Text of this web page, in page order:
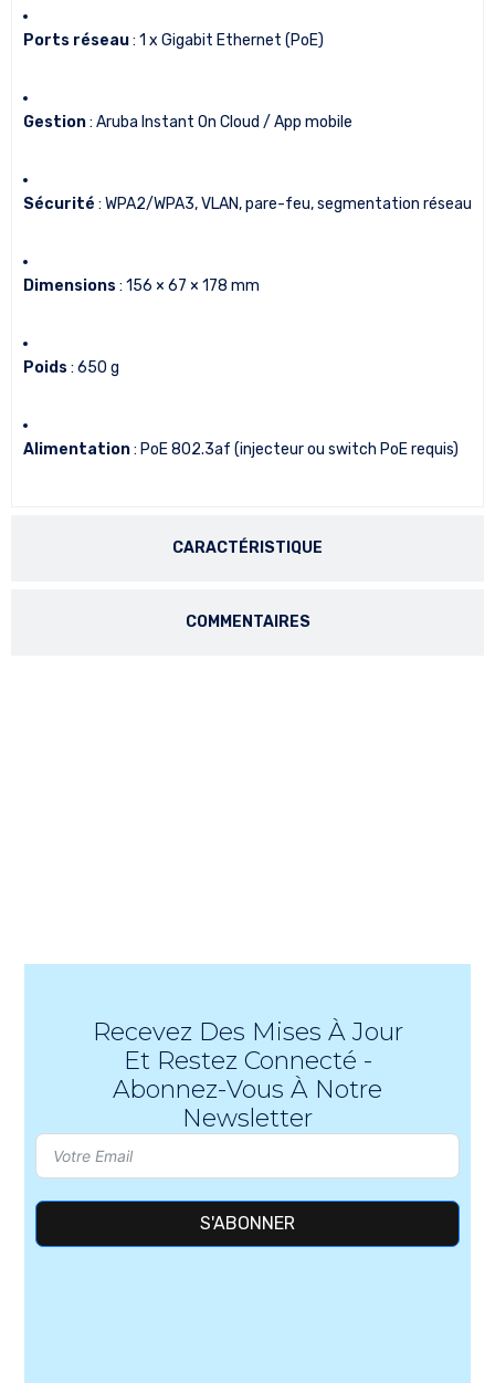
CARACTÉRISTIQUE
COMMENTAIRES
Ports réseau: 1 x Gigabit Ethernet (PoE)
Gestion: Aruba Instant On Cloud / App mobile
Sécurité : WPA2/WPA3, VLAN, pare-feu, segmentation réseau
Dimensions : 156 × 67 × 178 mm
Poids : 650 g
Alimentation: PoE 802.3af (injecteur ou switch PoE requis)
Recevez Des Mises À Jour
Et Restez Connecté -
Abonnez-Vous À Notre
Newsletter
S'ABONNER